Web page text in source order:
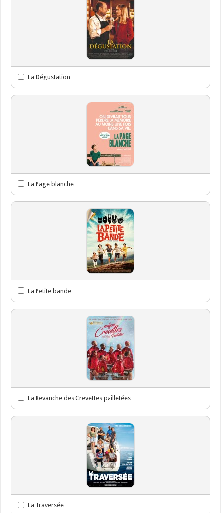
La Dégustation
La Page blanche
La Petite bande
La Revanche des Crevettes pailletées
La Traversée